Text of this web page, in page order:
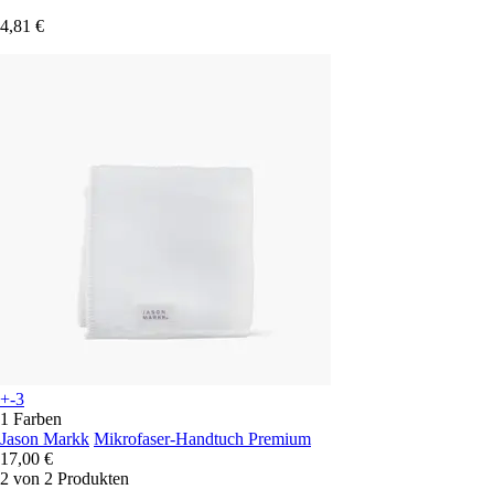
4,81 €
+-3
1 Farben
Jason Markk Mikrofaser-Handtuch Premium
17,00 €
2 von 2 Produkten